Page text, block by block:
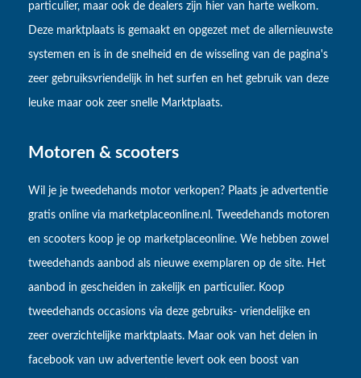
particulier, maar ook de dealers zijn hier van harte welkom.
Deze marktplaats is gemaakt en opgezet met de allernieuwste
systemen en is in de snelheid en de wisseling van de pagina's
zeer gebruiksvriendelijk in het surfen en het gebruik van deze
leuke maar ook zeer snelle Marktplaats.
Motoren & scooters
Wil je je tweedehands motor verkopen? Plaats je advertentie
gratis online via marketplaceonline.nl. Tweedehands motoren
en scooters koop je op marketplaceonline. We hebben zowel
tweedehands aanbod als nieuwe exemplaren op de site. Het
aanbod in gescheiden in zakelijk en particulier. Koop
tweedehands occasions via deze gebruiks- vriendelijke en
zeer overzichtelijke marktplaats. Maar ook van het delen in
facebook van uw advertentie levert ook een boost van